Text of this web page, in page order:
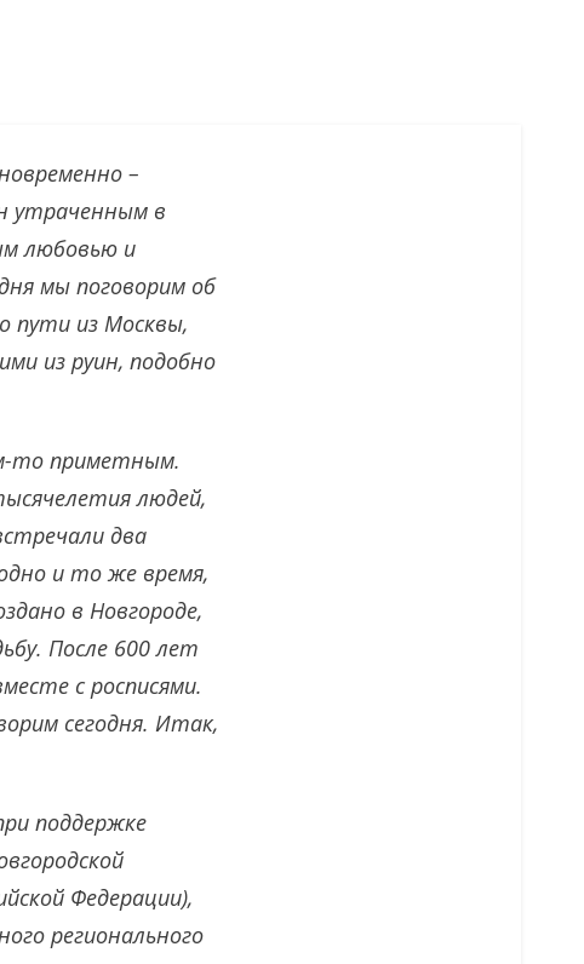
–
утраченным в
любовью и
мы поговорим об
пути из Москвы,
из руин, подобно
то приметным.
людей,
два
и то же время,
в Новгороде,
После 600 лет
с росписями.
сегодня. Итак,
поддержке
Федерации),
регионального